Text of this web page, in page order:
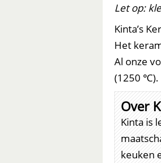
Let op:
Kinta’s
Het
Al onze
(1250 ℃).
Over
Kinta is
keuken